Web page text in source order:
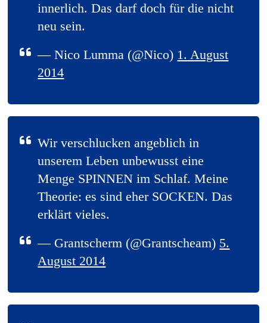
innerlich. Das darf doch für die nicht
neu sein.
— Nico Lumma (@Nico) 1. August
2014
Wir verschlucken angeblich in
unserem Leben unbewusst eine
Menge SPINNEN im Schlaf. Meine
Theorie: es sind eher SOCKEN. Das
erklärt vieles.
— Grantscherm (@Grantscheam) 5.
August 2014